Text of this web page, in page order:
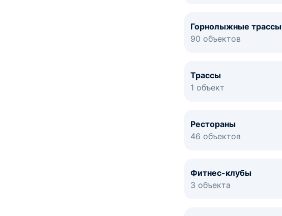
Горнолыжные трассы
90 объектов
Трассы
1 объект
Рестораны
46 объектов
Фитнес-клубы
3 объекта